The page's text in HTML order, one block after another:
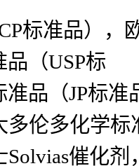
标准品），
（USP标
品（JP标
多伦多化学
Solvias催化